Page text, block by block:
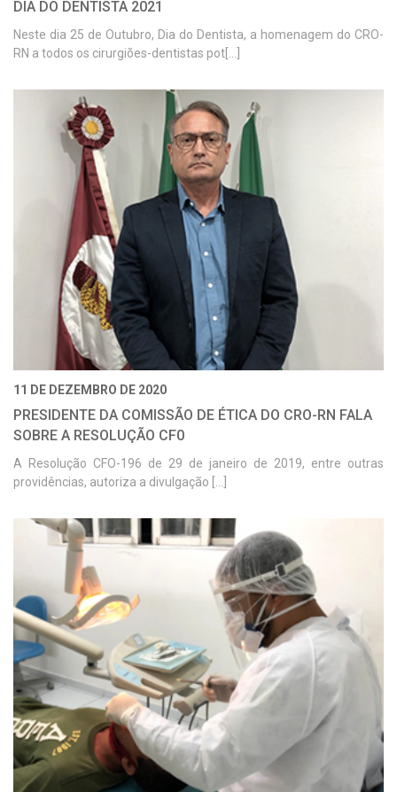
DIA DO DENTISTA 2021
Neste dia 25 de Outubro, Dia do Dentista, a homenagem do CRO-
RN a todos os cirurgiões-dentistas pot[...]
11 DE DEZEMBRO DE 2020
PRESIDENTE DA COMISSÃO DE ÉTICA DO CRO-RN FALA
SOBRE A RESOLUÇÃO CF0
A Resolução CFO-196 de 29 de janeiro de 2019, entre outras
providências, autoriza a divulgação [...]